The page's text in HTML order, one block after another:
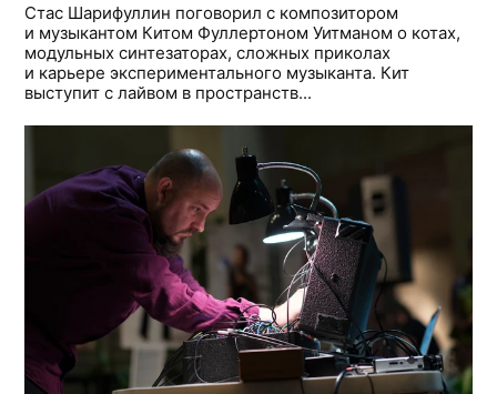
Стас Шарифуллин поговорил с композитором
и музыкантом Китом Фуллертоном Уитманом о котах,
модульных синтезаторах, сложных приколах
и карьере экспериментального музыканта. Кит
выступит с лайвом в пространств...